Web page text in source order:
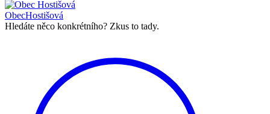
ObecHostišová
Hledáte něco konkrétního? Zkus to tady.